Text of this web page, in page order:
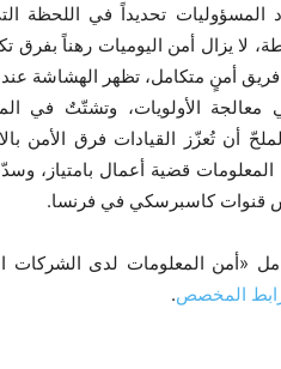
المسؤوليات تحديداً في اللحظة
لا يزال أمن اليوميات رهناً بفرق
فقط فريق أمنٍ متكامل، تظهر
الأولويات، وتشتّتٌ في
أن تُعزّز القيادات فرق الأمن
المعلومات قضية أعمال بامتياز،
قنوات كاسبرسكي في فرنسا.
«أمن المعلومات لدى
المخصص.